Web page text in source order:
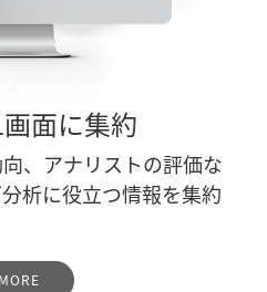
面に集約
、アナリストの評価な
析に役立つ情報を集約
MORE